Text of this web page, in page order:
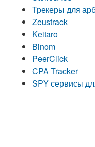
Трекеры для
Zeustrack
Keitaro
Binom
PeerClick
CPA Tracker
SPY сервисы